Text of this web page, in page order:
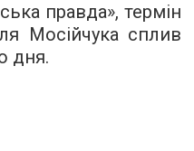
правда», термін
Мосійчука сплив
дня.